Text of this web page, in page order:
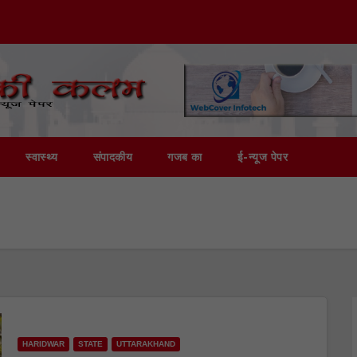
स्वास्थ्य संपादकीय गजब का ई-न्यूज पेपर
HARIDWAR STATE UTTARAKHAND